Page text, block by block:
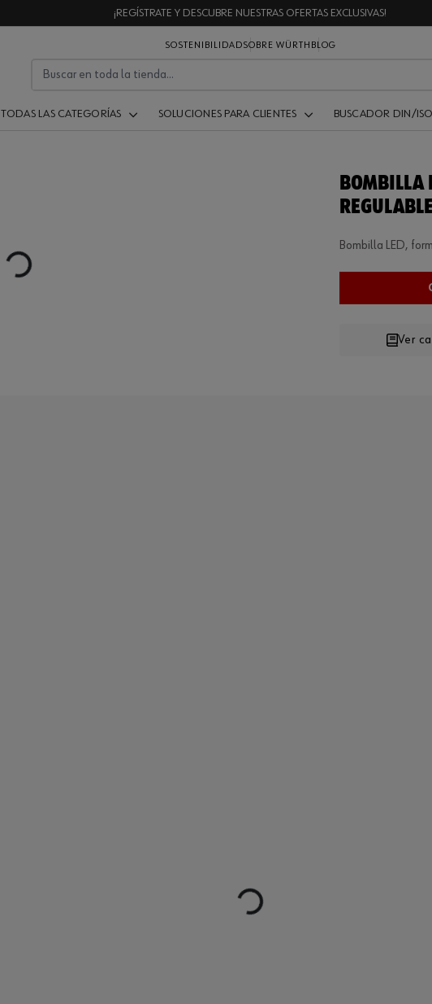
¡REGÍSTRATE Y DESCUBRE NUESTRAS OFERTAS EXCLUSIVAS!
SOSTENIBILIDADSOBRE WÜRTH BLOG
TODAS LAS CATEGORÍAS SOLUCIONES PARA CLIENTES BUSCADOR DIN/ISO
Loading...
BOMBILLA
REGULABLE
Bombilla LED,
Ver